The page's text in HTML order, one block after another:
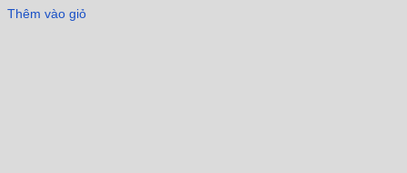
Thêm vào giỏ